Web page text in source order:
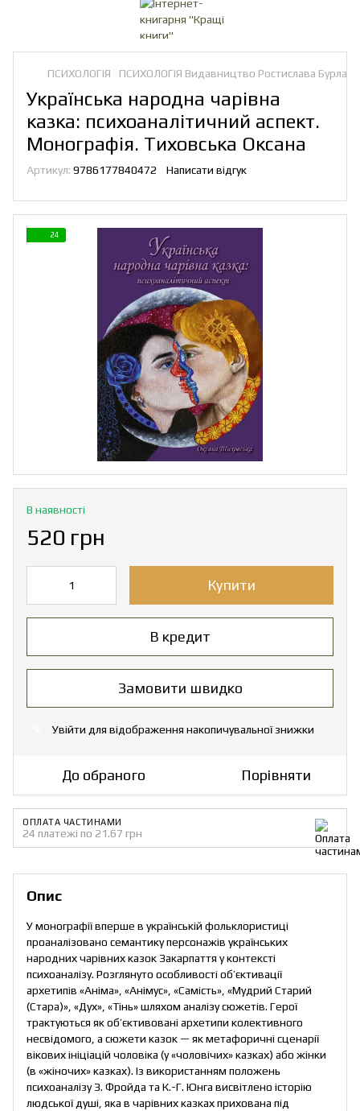
ПСИХОЛОГІЯ ПСИХОЛОГІЯ Видавництво Ростислава Бурлаки
Українська народна чарівна
казка: психоаналітичний аспект.
Монографія. Тиховська Оксана
Артикул: 9786177840472 Написати відгук
24
В наявності
520 грн
Купити
В кредит
Замовити швидко
Увійти для відображення накопичувальної знижки
До обраного Порівняти
ОПЛАТА ЧАСТИНАМИ
24 платежі по 21.67 грн
Опис
У монографії вперше в українській фольклористиці
проаналізовано семантику персонажів українських
народних чарівних казок Закарпаття у контексті
психоаналізу. Розглянуто особливості об’єктивації
архетипів «Аніма», «Анімус», «Самість», «Мудрий Старий
(Стара)», «Дух», «Тінь» шляхом аналізу сюжетів. Герої
трактуються як об’єктивовані архетипи колективного
несвідомого, а сюжети казок — як метафоричні сценарії
вікових ініціацій чоловіка (у «чоловічих» казках) або жінки
(в «жіночих» казках). Із використанням положень
психоаналізу З. Фройда та К.-Г. Юнга висвітлено історію
людської душі, яка в чарівних казках прихована під